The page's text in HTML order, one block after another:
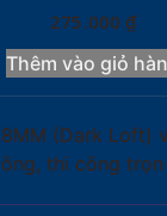
275.000 ₫
Thêm vào giỏ
(Dark
thi công